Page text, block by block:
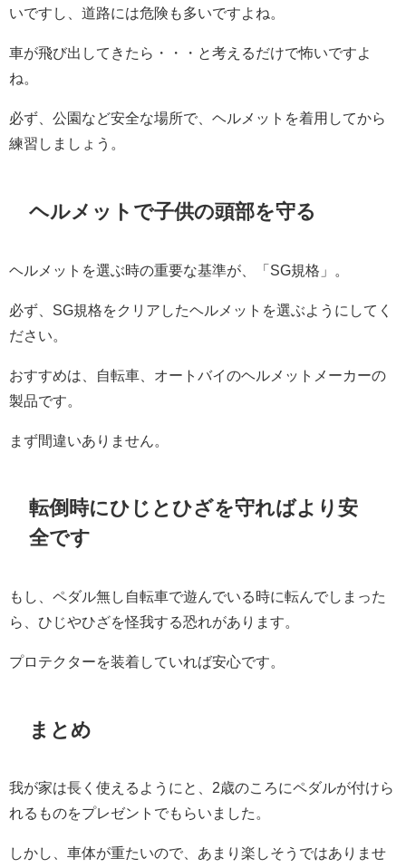
いですし、道路には危険も多いですよね。
車が飛び出してきたら・・・と考えるだけで怖いですよ
ね。
必ず、公園など安全な場所で、ヘルメットを着用してから
練習しましょう。
ヘルメットで子供の頭部を守る
ヘルメットを選ぶ時の重要な基準が、「SG規格」。
必ず、SG規格をクリアしたヘルメットを選ぶようにしてく
ださい。
おすすめは、自転車、オートバイのヘルメットメーカーの
製品です。
まず間違いありません。
転倒時にひじとひざを守ればより安
全です
もし、ペダル無し自転車で遊んでいる時に転んでしまった
ら、ひじやひざを怪我する恐れがあります。
プロテクターを装着していれば安心です。
まとめ
我が家は長く使えるようにと、2歳のころにペダルが付けら
れるものをプレゼントでもらいました。
しかし、車体が重たいので、あまり楽しそうではありませ